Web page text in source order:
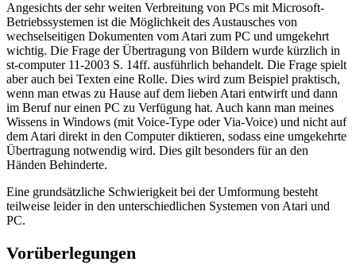
Angesichts der sehr weiten Verbreitung von PCs mit Microsoft-
Betriebssystemen ist die Möglichkeit des Austausches von
wechselseitigen Dokumenten vom Atari zum PC und umgekehrt
wichtig. Die Frage der Übertragung von Bildern wurde kürzlich in
st-computer 11-2003 S. 14ff. ausführlich behandelt. Die Frage spielt
aber auch bei Texten eine Rolle. Dies wird zum Beispiel praktisch,
wenn man etwas zu Hause auf dem lieben Atari entwirft und dann
im Beruf nur einen PC zu Verfügung hat. Auch kann man meines
Wissens in Windows (mit Voice-Type oder Via-Voice) und nicht auf
dem Atari direkt in den Computer diktieren, sodass eine umgekehrte
Übertragung notwendig wird. Dies gilt besonders für an den
Händen Behinderte.
Eine grundsätzliche Schwierigkeit bei der Umformung besteht
teilweise leider in den unterschiedlichen Systemen von Atari und
PC.
Vorüberlegungen